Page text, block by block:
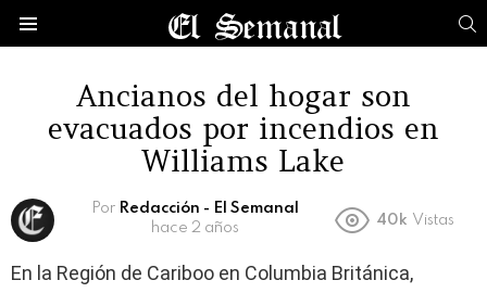
Ancianos del hogar son
evacuados por incendios en
Williams Lake
Por Redacción - El Semanal
hace 2 años
40k Vistas
En la Región de Cariboo en Columbia Británica,